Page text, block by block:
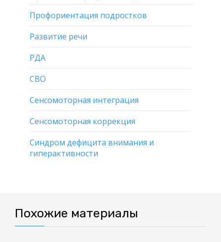
Профориентация подростков
Развитие речи
РДА
СВО
Сенсомоторная интеграция
Сенсомоторная коррекция
Синдром дефицита внимания и
гиперактивности
Похожие материалы